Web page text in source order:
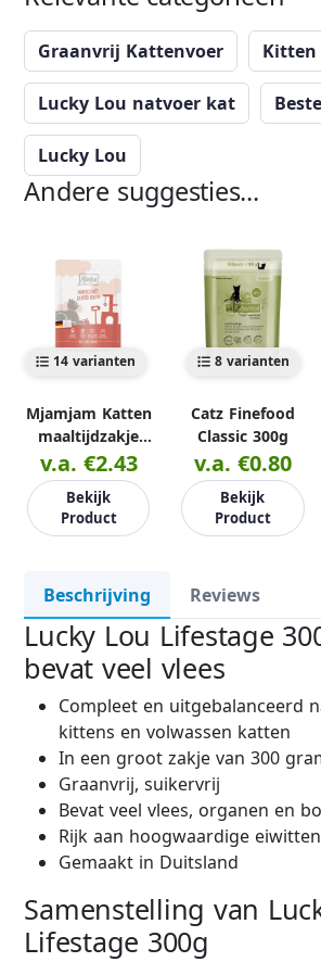
Graanvrij Kattenvoer Kitten
Lucky Lou natvoer kat
Lucky Lou
Andere suggesties...
14 varianten
Mjamjam Katten
maaltijdzakje
300g
v.a. €2.43
Bekijk
Product
8 varianten
Catz Finefood
Classic 300g
v.a. €0.80
Bekijk
Product
Beschrijving Reviews
Lucky Lou Lifestage
bevat veel vlees
Compleet en uitgebalanceerd
kittens en volwassen katten
In een groot zakje van 300
Graanvrij, suikervrij
Bevat veel vlees, organen en
Rijk aan hoogwaardige eiwitten
Gemaakt in Duitsland
Samenstelling van
Lifestage 300g